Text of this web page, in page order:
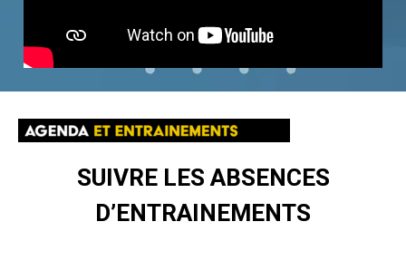
SUIVRE LES ABSENCES
D’ENTRAINEMENTS